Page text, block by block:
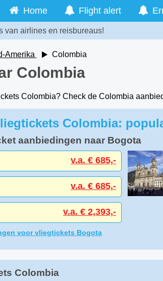
Home Flight alert
van airlines en reisbureaus!
Amerika Colombia
Colombia
Colombia? Check de Colombia
Colombia:
aanbiedingen naar Bogota
v.a. € 685,-
v.a. € 685,-
v.a. € 2,393,-
voor vliegtickets Bogota
Colombia